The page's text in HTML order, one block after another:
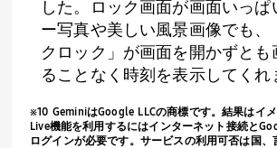
した。ロック画面が画面いっぱ
ー写真や美しい風景画像でも、
クロック」が画面を開かずとも
ることなく時刻を表示してくれ
※10 GeminiはGoogle LLCの商標です。結果はイメ
Live機能を利用するにはインターネット接続と
ログインが必要です。サービスの利用可否は国、